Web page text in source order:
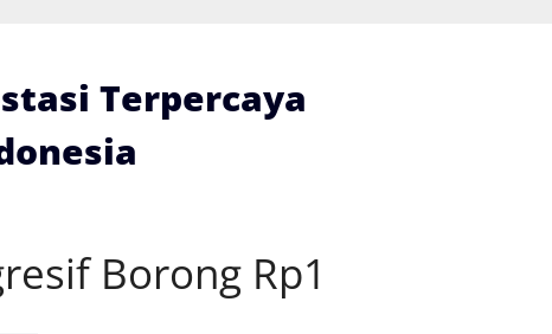
Terpercaya
Borong Rp1